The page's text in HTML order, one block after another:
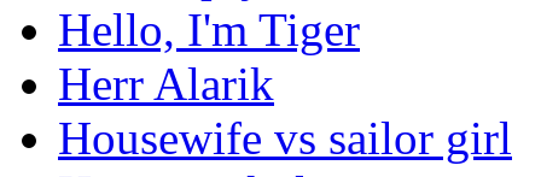
Hello, I'm Tiger
Herr Alarik
Housewife vs sailor girl